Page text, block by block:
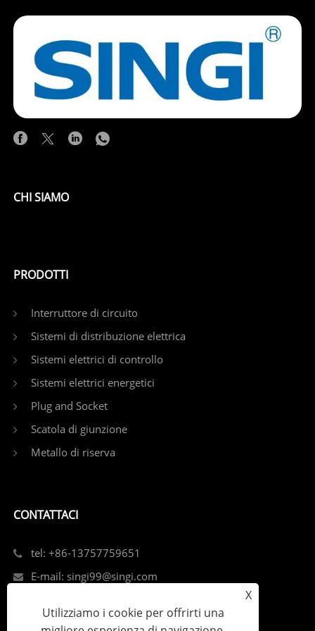
CHI SIAMO
PRODOTTI
Interruttore di circuito
Sistemi di distribuzione elettrica
Sistemi elettrici di controllo
Sistemi elettrici energetici
Plug and Socket
Scatola di giunzione
Metallo di riserva
CONTATTACI
tel: +86-13757759651
E-mail: singi99@singi.com
Add: Louqiao Street, distretto di Ouhai, Città di
Wenzhou, provincia di Zhejiang
X
Utilizziamo i cookie per offrirti una